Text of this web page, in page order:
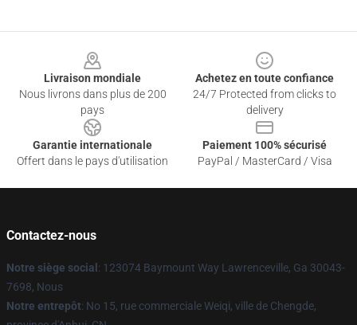
Livraison mondiale
Nous livrons dans plus de 200
pays
Achetez en toute confiance
24/7 Protected from clicks to
delivery
Garantie internationale
Offert dans le pays d'utilisation
Paiement 100% sécurisé
PayPal / MasterCard / Visa
Contactez-nous
Notre siège social : 123074 Baymount Way Lawrenceville, Ga 30043-
7698, Nous
Notre entrepôt: No 15, rue commerciale Weiqi, ville de Chengde,